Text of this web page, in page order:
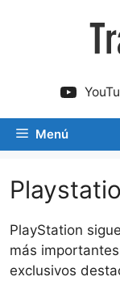
Menú
PlayStation
más
exclusivos